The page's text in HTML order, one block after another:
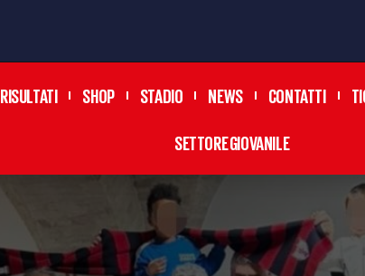
RISULTATI SHOP STADIO NEWS CONTATTI
SETTORE GIOVANILE